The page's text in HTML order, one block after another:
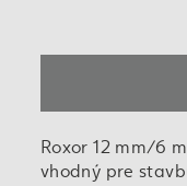
Roxor 12 mm/6
vhodný pre